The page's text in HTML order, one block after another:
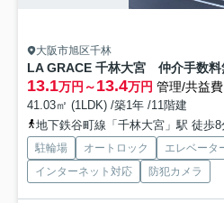
大阪市旭区千林
LA GRACE 千林大宮 仲介手数料
13.1万円～13.4万円 管理/共益
41.03㎡ (1LDK) /築1年 /11階建
地下鉄谷町線「千林大宮」駅 徒歩8
駐輪場 オートロック エレベータ
インターネット対応
防犯カメラ